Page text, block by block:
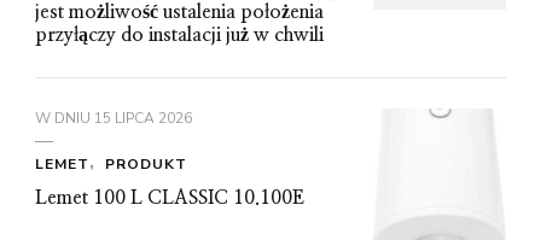
jest możliwość ustalenia położenia
przyłączy do instalacji już w chwili
W DNIU 15 LIPCA 2026
LEMET
PRODUKT
Lemet 100 L CLASSIC 10.100E